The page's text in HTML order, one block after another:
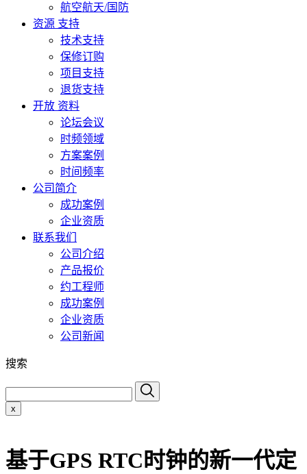
航空航天/国防
资源 支持
技术支持
保修订购
项目支持
退货支持
开放 资料
论坛会议
时频领域
方案案例
时间频率
公司简介
成功案例
企业资质
联系我们
公司介绍
产品报价
约工程师
成功案例
企业资质
公司新闻
搜索
x
基于GPS RTC时钟的新一代定